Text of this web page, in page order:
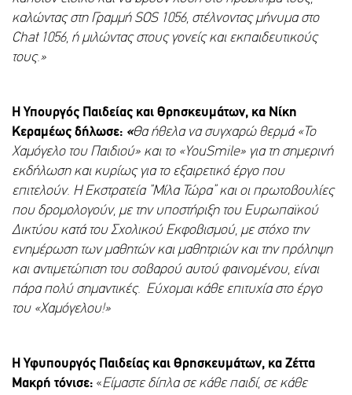
καλώντας στη Γραμμή SOS 1056, στέλνοντας μήνυμα στο
Chat1056, ή μιλώντας στους γονείς και εκπαιδευτικούς
τους.»
Η Υπουργός Παιδείας και Θρησκευμάτων, κα Νίκη
Κεραμέως δήλωσε: «Θα ήθελα να συγχαρώ θερμά «Το
Χαμόγελο του Παιδιού» και το «YouSmile» για τη σημερινή
εκδήλωση και κυρίως για το εξαιρετικό έργο που
επιτελούν. HΕκστρατεία “Μίλα Τώρα” και οι πρωτοβουλίες
που δρομολογούν, με την υποστήριξη του Ευρωπαϊκού
Δικτύου κατά του Σχολικού Εκφοβισμού, με στόχο την
ενημέρωση των μαθητών και μαθητριών και την πρόληψη
και αντιμετώπιση του σοβαρού αυτού φαινομένου, είναι
πάρα πολύ σημαντικές. Εύχομαι κάθε επιτυχία στο έργο
του «Χαμόγελου!»
Η Υφυπουργός Παιδείας και Θρησκευμάτων, κα Ζέττα
Μακρή τόνισε: «Είμαστε δίπλα σε κάθε παιδί, σε κάθε